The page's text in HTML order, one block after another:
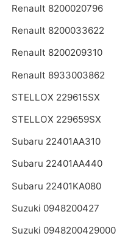
Renault 8200020796
Renault 8200033622
Renault 8200209310
Renault 8933003862
STELLOX 229615SX
STELLOX 229659SX
Subaru 22401AA310
Subaru 22401AA440
Subaru 22401KA080
Suzuki 0948200427
Suzuki 0948200429000